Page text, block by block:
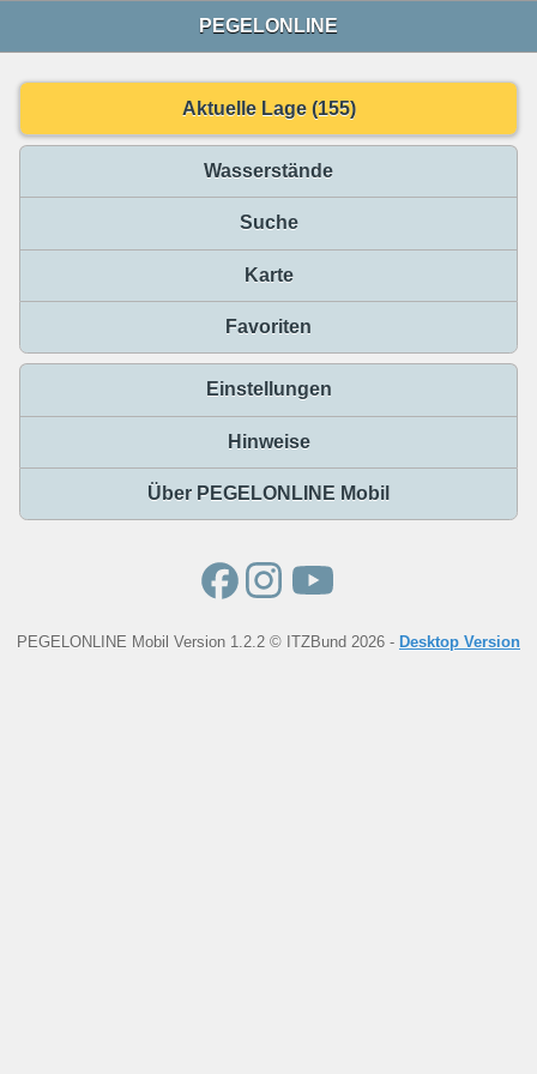
PEGELONLINE
Aktuelle Lage (155)
Wasserstände
Suche
Karte
Favoriten
Einstellungen
Hinweise
Über PEGELONLINE Mobil
PEGELONLINE Mobil Version 1.2.2 © ITZBund 2026 - Desktop Version